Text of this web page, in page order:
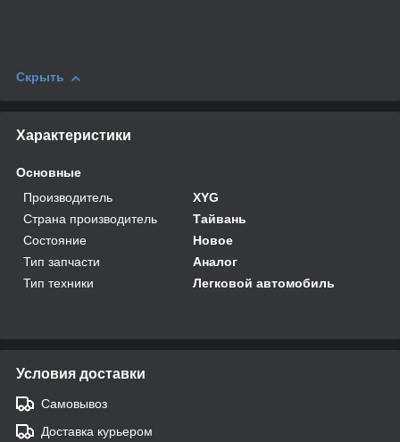
Скрыть
Характеристики
Основные
Производитель
XYG
Страна производитель
Тайвань
Состояние
Новое
Тип запчасти
Аналог
Тип техники
Легковой автомобиль
Условия доставки
Самовывоз
Доставка курьером